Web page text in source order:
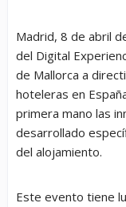
Madrid, 8 de abril
del Digital
de Mallorca a
hoteleras en
primera mano las
desarrollado
del alojamiento.
Este evento tiene